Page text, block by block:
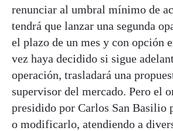
renunciar al umbral mínimo de
tendrá que lanzar una segunda
el plazo de un mes y con opción
vez haya decidido si sigue
operación, trasladará una
supervisor del mercado. Pero el
presidido por Carlos San Basilio
o modificarlo, atendiendo a